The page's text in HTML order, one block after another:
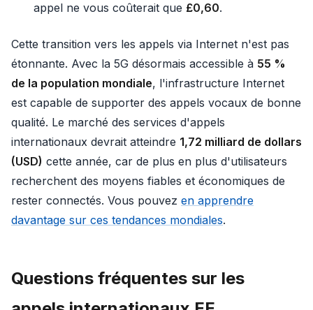
appel ne vous coûterait que £0,60.
Cette transition vers les appels via Internet n'est pas
étonnante. Avec la 5G désormais accessible à 55 %
de la population mondiale, l'infrastructure Internet
est capable de supporter des appels vocaux de bonne
qualité. Le marché des services d'appels
internationaux devrait atteindre 1,72 milliard de dollars
(USD) cette année, car de plus en plus d'utilisateurs
recherchent des moyens fiables et économiques de
rester connectés. Vous pouvez en apprendre
davantage sur ces tendances mondiales.
Questions fréquentes sur les